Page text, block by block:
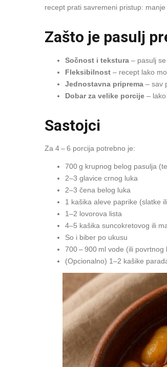
recept prati savremeni pristup:
Zašto je pasulj
Sočnost i tekstura – pasulj
Fleksibilnost – recept lako
Jednostavna priprema – sav
Dobar za velike porcije –
Sastojci
Za 4 – 6 porcija potrebno je:
700 g krupnog belog pasulja
2–3 glavice crnog luka
2–3 čena belog luka
1 kašika aleve paprike (slatke
1–2 lovorova lista
4–5 kašika suncokretovog ili
So i biber po ukusu
700 – 900 ml vode (ili povrtnog
(Opcionalno) 1–2 kašike